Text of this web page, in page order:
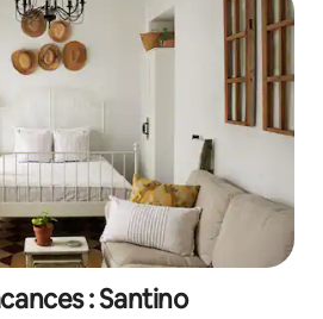
: Santino